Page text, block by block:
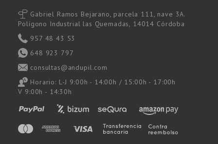
Gabriel Ramos Bejarano, parcela 111, nave 3A.
Polígono Industrial las Quemadas, 14014 Córdoba
957 48 43 53
648 923 797
consultas@andupil.com
Horario: L-J 9:00h - 14:00h / 15:00h - 17:00h
V 9:00h - 14:30h